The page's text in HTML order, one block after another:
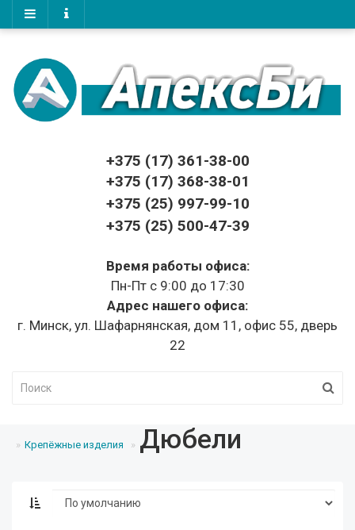
+375 (17) 361-38-00
+375 (17) 368-38-01
+375 (25) 997-99-10
+375 (25) 500-47-39
Время работы офиса:
Пн-Пт с 9:00 до 17:30
Адрес нашего офиса:
г. Минск, ул. Шафарнянская, дом 11, офис 55, дверь
22
Крепёжные изделия Дюбели